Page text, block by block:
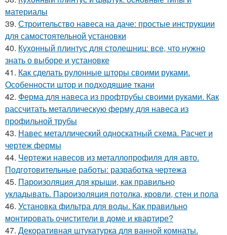
материалы
39. Строительство навеса на даче: простые инструкции
для самостоятельной установки
40. Кухонный плинтус для столешниц: все, что нужно
знать о выборе и установке
41. Как сделать рулонные шторы своими руками.
Особенности штор и подходящие ткани
42. Ферма для навеса из профтрубы своими руками. Как
рассчитать металлическую ферму для навеса из
профильной трубы
43. Навес металлический односкатный схема. Расчет и
чертеж фермы
44. Чертежи навесов из металлопрофиля для авто.
Подготовительные работы: разработка чертежа
45. Пароизоляция для крыши, как правильно
укладывать. Пароизоляция потолка, кровли, стен и пола
46. Установка фильтра для воды. Как правильно
монтировать очистители в доме и квартире?
47. Декоративная штукатурка для ванной комнаты.